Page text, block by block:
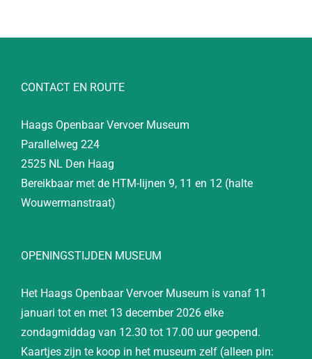
CONTACT EN ROUTE
Haags Openbaar Vervoer Museum
Parallelweg 224
2525 NL Den Haag
Bereikbaar met de HTM-lijnen 9, 11 en 12 (halte
Wouwermanstraat)
OPENINGSTIJDEN MUSEUM
Het Haags Openbaar Vervoer Museum is vanaf 11
januari tot en met 13 december 2026 elke
zondagmiddag van 12.30 tot 17.00 uur geopend.
Kaartjes zijn te koop in het museum zelf (alleen pin: